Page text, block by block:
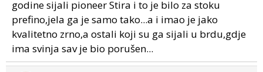
godine sijali pioneer Stira i to je bilo za stoku
prefino,jela ga je samo tako...a i imao je jako
kvalitetno zrno,a ostali koji su ga sijali u brdu,gdje
ima svinja sav je bio porušen...